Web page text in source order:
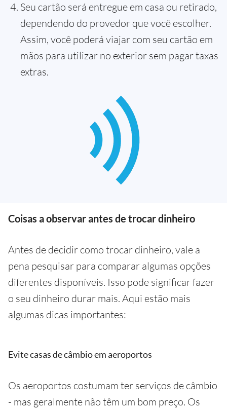
Seu cartão será entregue em casa ou retirado,
dependendo do provedor que você escolher.
Assim, você poderá viajar com seu cartão em
mãos para utilizar no exterior sem pagar taxas
extras.
Coisas a observar antes de trocar dinheiro
Antes de decidir como trocar dinheiro, vale a
pena pesquisar para comparar algumas opções
diferentes disponíveis. Isso pode significar fazer
o seu dinheiro durar mais. Aqui estão mais
algumas dicas importantes:
Evite casas de câmbio em aeroportos
Os aeroportos costumam ter serviços de câmbio
- mas geralmente não têm um bom preço. Os